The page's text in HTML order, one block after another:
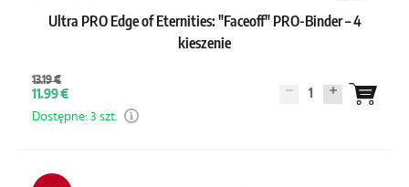
Ultra PRO Edge of Eternities: "Faceoff" PRO-Binder – 4
kieszenie
13.19 €
11.99 € 1
Dostępne: 3 szt.